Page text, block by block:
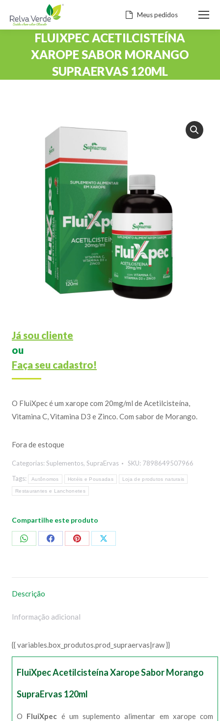
Meus pedidos
FLUIXPEC ACETILCISTEÍNA
XAROPE SABOR MORANGO
SUPRAERVAS 120ML
Já sou cliente
ou
Faça seu cadastro!
O FluiXpec é um xarope com 20mg/ml de Acetilcisteína,
Vitamina C, Vitamina D3 e Zinco. Com sabor de Morango.
Fora de estoque
Categorias: Suplementos, SupraErvas SKU: 7898649507966
Tags:
Autônomos Hotéis e Pousadas Loja de produtos naturais
Restaurantes e Lanchonetes
Compartilhe este produto
CompartilharCompartilharCompartilharCompartilhar
Descrição
Informação adicional
{{ variables.box_produtos.prod_supraervas|raw }}
FluiXpec Acetilcisteína Xarope Sabor Morango
SupraErvas 120ml
O FluiXpec é um suplemento alimentar em xarope com